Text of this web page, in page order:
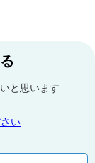
と思います
い